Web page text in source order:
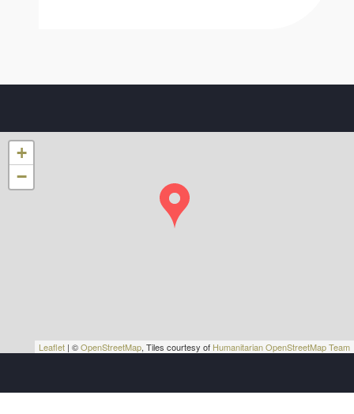
+
−
Leaflet | ©OpenStreetMap, Tiles courtesy of Humanitarian OpenStreetMap Team